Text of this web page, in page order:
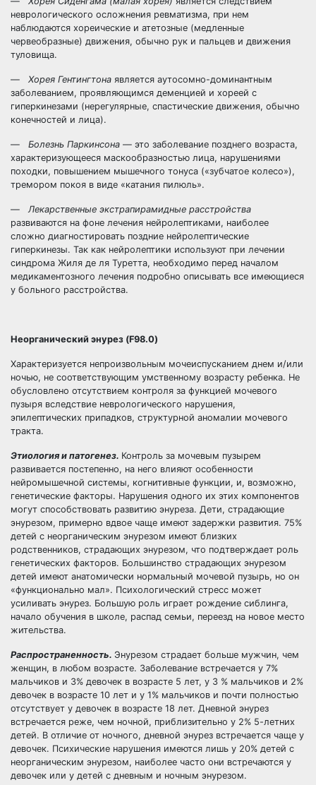
неврологического осложнения ревматизма, при нем
наблюдаются хореические и атетозные (медленные
червеобразные) движения, обычно рук и пальцев и движения
туловища.
— Хорея Гентингтона является аутосомно-доминантным
заболеванием, проявляющимся деменцией и хореей с
гиперкинезами (нерегулярные, спастические движения, обычно
конечностей и лица).
— Болезнь Паркинсона — это заболевание позднего возраста,
характеризующееся маскообразностью лица, нарушениями
походки, повышением мышечного тонуса («зубчатое колесо»),
тремором покоя в виде «катания пилюль».
—Лекарственные экстрапирамидные расстройства
развиваются на фоне лечения нейролептиками, наиболее
сложно диагностировать поздние нейролептические
гиперкинезы. Так как нейролептики используют при лечении
синдрома Жиля де ля Туретта, необходимо перед началом
медикаментозного лечения подробно описывать все имеющиеся
у больного расстройства.
Неорганический энурез (F98.0)
Характеризуется непроизвольным мочеиспусканием днем и/или
ночью, не соответствующим умственному возрасту ребенка. Не
обусловлено отсутствием контроля за функцией мочевого
пузыря вследствие неврологического нарушения,
эпилептических припадков, структурной аномалии мочевого
тракта.
Этиология и патогенез. Контроль за мочевым пузырем
развивается постепенно, на него влияют особенности
нейромышечной системы, когнитивные функции, и, возможно,
генетические факторы. Нарушения одного их этих компонентов
могут способствовать развитию энуреза. Дети, страдающие
энурезом, примерно вдвое чаще имеют задержки развития. 75%
детей с неорганическим энурезом имеют близких
родственников, страдающих энурезом, что подтверждает роль
генетических факторов. Большинство страдающих энурезом
детей имеют анатомически нормальный мочевой пузырь, но он
«функционально мал». Психологический стресс может
усиливать энурез. Большую роль играет рождение сиблинга,
начало обучения в школе, распад семьи, переезд на новое место
жительства.
Распространенность. Энурезом страдает больше мужчин, чем
женщин, в любом возрасте. Заболевание встречается у 7%
мальчиков и 3% девочек в возрасте 5 лет, у 3 % мальчиков и 2%
девочек в возрасте 10 лет и у 1% мальчиков и почти полностью
отсутствует у девочек в возрасте 18 лет. Дневной энурез
встречается реже, чем ночной, приблизительно у 2% 5-летних
детей. В отличие от ночного, дневной энурез встречается чаще у
девочек. Психические нарушения имеются лишь у 20% детей с
неорганическим энурезом, наиболее часто они встречаются у
девочек или у детей с дневным и ночным энурезом.